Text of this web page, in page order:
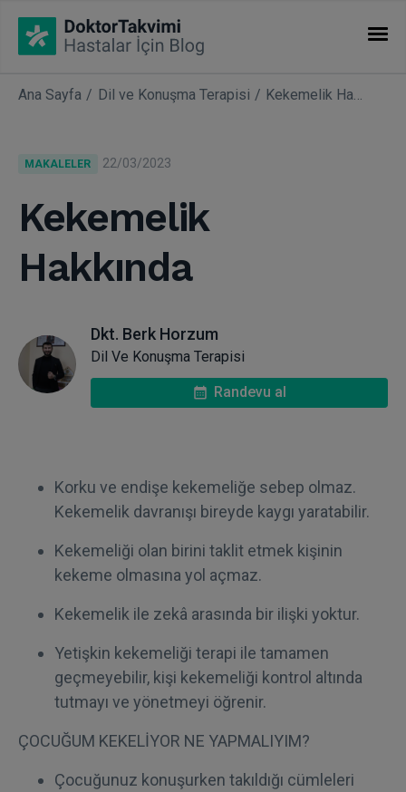
İHTISASLAR
Uzmanlıklar
Ana Sayfa Dil ve Konuşma Terapisi Kekemelik Hakkında
MAKALELER 22/03/2023
Kekemelik
Hakkında
Dkt. Berk Horzum
Dil Ve Konuşma Terapisi
Randevu al
Korku ve endişe kekemeliğe sebep olmaz.
Kekemelik davranışı bireyde kaygı yaratabilir.
Kekemeliği olan birini taklit etmek kişinin
kekeme olmasına yol açmaz.
Kekemelik ile zekâ arasında bir ilişki yoktur.
Yetişkin kekemeliği terapi ile tamamen
geçmeyebilir, kişi kekemeliği kontrol altında
tutmayı ve yönetmeyi öğrenir.
ÇOCUĞUM KEKELİYOR NE YAPMALIYIM?
Çocuğunuz konuşurken takıldığı cümleleri